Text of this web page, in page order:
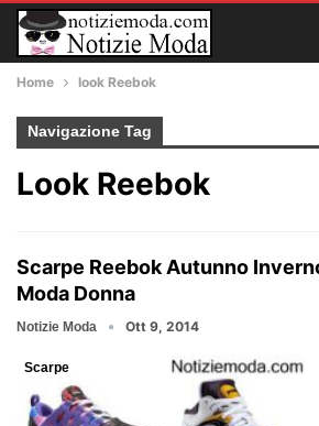
Home look Reebok
Navigazione Tag
Look Reebok
Scarpe Reebok Autunno
Moda Donna
Notizie Moda Ott 9, 2014
Scarpe